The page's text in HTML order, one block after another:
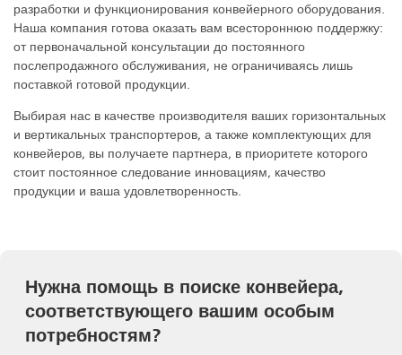
разработки и функционирования конвейерного оборудования.
Наша компания готова оказать вам всестороннюю поддержку:
от первоначальной консультации до постоянного
послепродажного обслуживания, не ограничиваясь лишь
поставкой готовой продукции.
Выбирая нас в качестве производителя ваших горизонтальных
и вертикальных транспортеров, а также комплектующих для
конвейеров, вы получаете партнера, в приоритете которого
стоит постоянное следование инновациям, качество
продукции и ваша удовлетворенность.
Нужна помощь в поиске конвейера,
соответствующего вашим особым
потребностям?